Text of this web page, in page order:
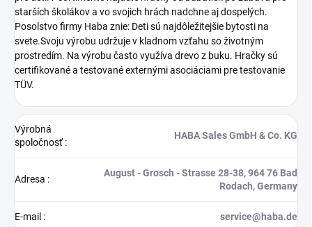
starších školákov a vo svojich hrách nadchne aj dospelých.
Posolstvo firmy Haba znie: Deti sú najdôležitejšie bytosti na
svete.Svoju výrobu udržuje v kladnom vzťahu so životným
prostredím. Na výrobu často využíva drevo z buku. Hračky sú
certifikované a testované externými asociáciami pre testovanie
TÜV.
Výrobná
spoločnosť:
HABA Sales GmbH & Co. KG
Adresa :
August - Grosch - Strasse 28-38, 964 76 Bad
Rodach, Germany
E-mail : service@haba.de